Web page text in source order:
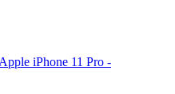
iPhone 11 Pro -